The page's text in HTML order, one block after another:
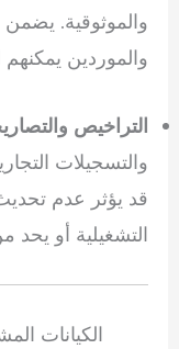
والموثوقية. يضمن
والموردين
التراخيص
والتسجيلات
قد يؤثر عدم
التشغيلية أو
الكيانات